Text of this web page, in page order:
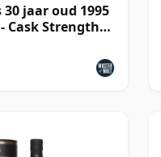
jaar oud 1995
Cask Strength